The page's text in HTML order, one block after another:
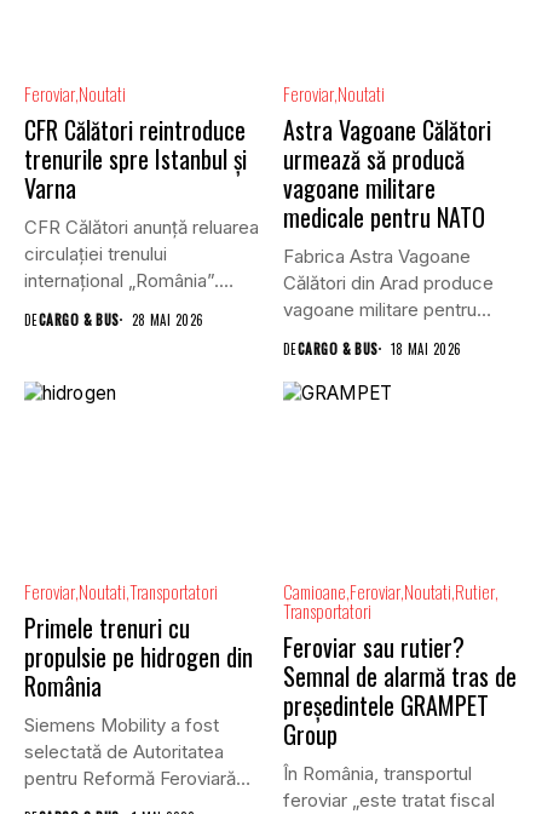
FeroviarNoutati
CFR Călători reintroduce
trenurile spre Istanbul și
Varna
CFR Călători anunță reluarea
circulației trenului
internațional „România”.
DECARGO & BUS 28 MAI 2026
FeroviarNoutati
Astra Vagoane Călători
urmează să producă
vagoane militare
medicale pentru NATO
Fabrica Astra Vagoane
Călători din Arad produce
vagoane militare pentru
DECARGO & BUS 18 MAI 2026
FeroviarNoutatiTransportatori
Primele trenuri cu
propulsie pe hidrogen din
România
Siemens Mobility a fost
selectată de Autoritatea
pentru Reformă Feroviară
(ARF) din...
Camioane FeroviarNoutati Rutier
Transportatori
Feroviar sau rutier?
Semnal de alarmă tras de
președintele GRAMPET
Group
În România, transportul
feroviar „este tratat fiscal